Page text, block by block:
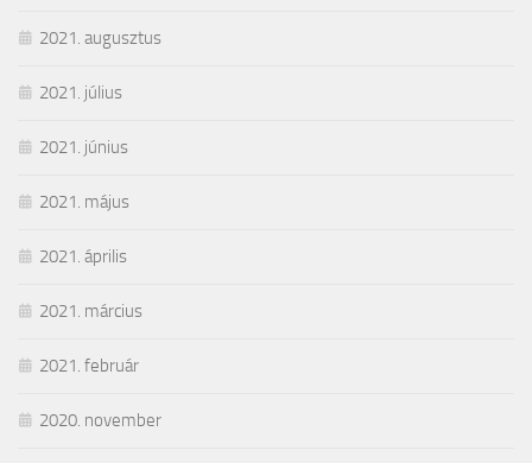
2021. augusztus
2021. július
2021. június
2021. május
2021. április
2021. március
2021. február
2020. november